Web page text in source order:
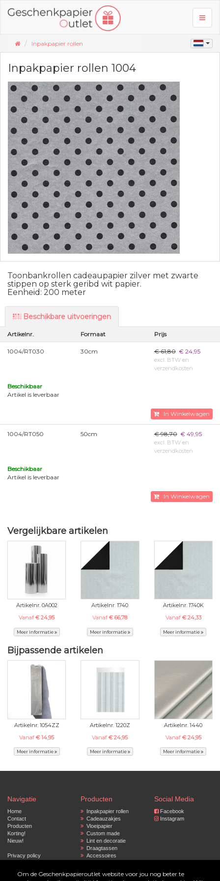
Inpakpapier rollen
Inpakpapier rollen 1004
Toonbankrollen cadeaupapier zilver met zwarte
stippen op sterk geribd wit papier.
Eenheid: 200 meter
Beschikbare uitvoeringen
Artikelnr. Formaat Prijs
1004/RT030 30cm € 61,80 € 24,95
excl. BTW en
verzendkosten
Beschikbaar
Artikel is leverbaar
In Winkelwagen
1004/RT050 50cm € 98,70 € 49,95
excl. BTW en
verzendkosten
Beschikbaar
Artikel is leverbaar
In Winkelwagen
Vergelijkbare artikelen
Artikelnr. 0A002
Vanaf€ 24,95
Meer informatie
Artikelnr. 1740
Vanaf€ 66,78
Meer informatie
Artikelnr. 1740K
Vanaf € 24,33
Meer informatie
Bijpassende artikelen
Artikelnr. 1054ZZ
Vanaf€ 14,95
Meer informatie
Artikelnr. 1220Z
Vanaf€ 24,95
Meer informatie
Artikelnr. 1440
Vanaf € 24,95
Meer informatie
Navigatie
Home
Contact
Producten
Korting!
Nieuw!
Privacy policy
Producten
Inpakpapier rollen
Cadeauzakjes
Vloeipapier
Custom made
Lint en decoratie
Draagtassen
Accessoires
Social Media
Facebook
Instagram
Om de Geschenkpapieroutlet website voor jou nog beter te